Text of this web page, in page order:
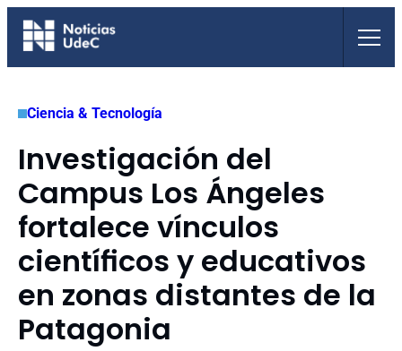
Saltar
Ciencia & Tecnología
Investigación del
Campus Los Ángeles
fortalece vínculos
científicos y educativos
en zonas distantes de la
Patagonia